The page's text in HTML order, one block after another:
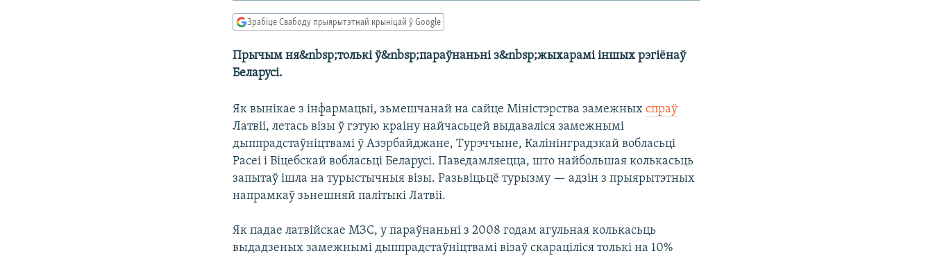
Зрабіце Свабоду прыярытэтнай крыніцай ў Google
Прычым ня&nbsp;толькі ў&nbsp;параўнаньні з&nbsp;жыхарамі іншых рэгіёнаў
Беларусі.
Як вынікае з інфармацыі, зьмешчанай на сайце Міністэрства замежныхспраў
Латвіі, летась візы ў гэтую краіну найчасьцей выдаваліся замежнымі
дыппрадстаўніцтвамі ў Азэрбайджане, Турэччыне, Калінінградзкай вобласьці
Расеі і Віцебскай вобласьці Беларусі. Паведамляецца, што найбольшая колькасьць
запытаў ішла на турыстычныя візы. Разьвіцьцё турызму — адзін з прыярытэтных
напрамкаў зьнешняй палітыкі Латвіі.
Як падае латвійскае МЗС, у параўнаньні з 2008 годам агульная колькасьць
выдадзеных замежнымі дыппрадстаўніцтвамі візаў скараціліся толькі на 10%